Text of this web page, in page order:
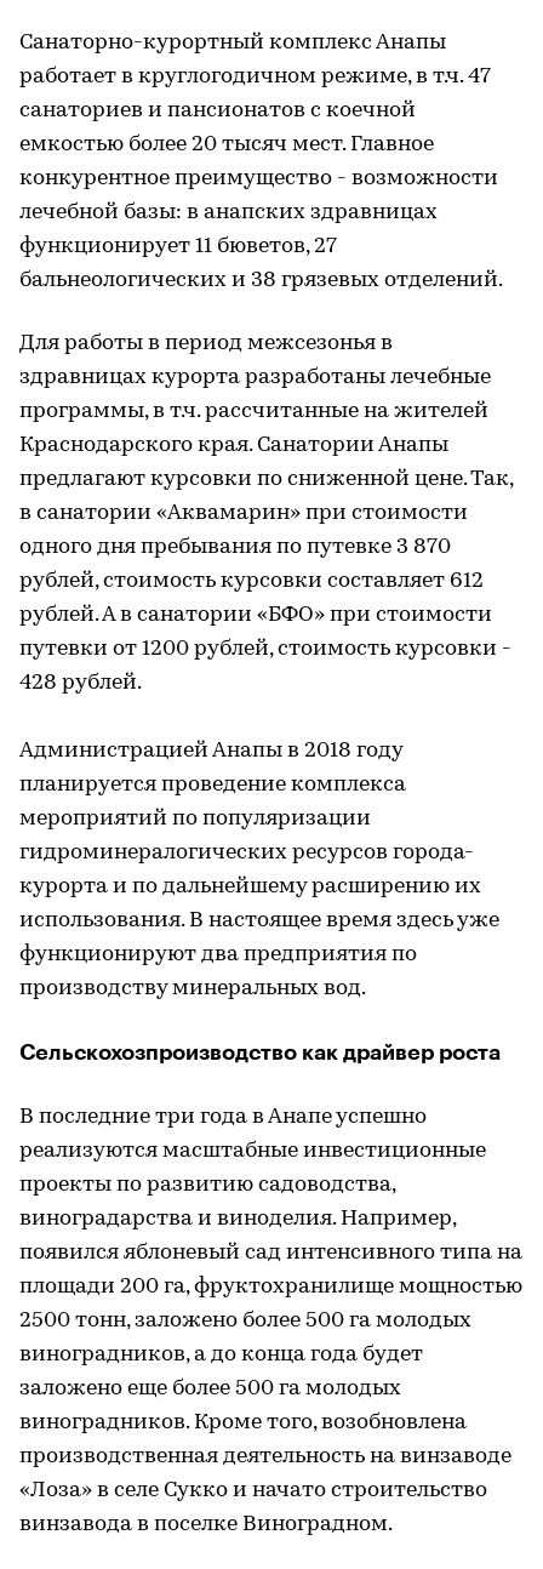
Санаторно-курортный комплекс Анапы
работает в круглогодичном режиме, в т.ч. 47
санаториев и пансионатов с коечной
емкостью более 20 тысяч мест. Главное
конкурентное преимущество - возможности
лечебной базы: в анапских здравницах
функционирует 11 бюветов, 27
бальнеологических и 38 грязевых отделений.
Для работы в период межсезонья в
здравницах курорта разработаны лечебные
программы, в т.ч. рассчитанные на жителей
Краснодарского края. Санатории Анапы
предлагают курсовки по сниженной цене. Так,
в санатории «Аквамарин» при стоимости
одного дня пребывания по путевке 3 870
рублей, стоимость курсовки составляет 612
рублей. А в санатории «БФО» при стоимости
путевки от 1200 рублей, стоимость курсовки -
428 рублей.
Администрацией Анапы в 2018 году
планируется проведение комплекса
мероприятий по популяризации
гидроминералогических ресурсов города-
курорта и по дальнейшему расширению их
использования. В настоящее время здесь уже
функционируют два предприятия по
производству минеральных вод.
Сельскохозпроизводство как драйвер роста
В последние три года в Анапе успешно
реализуются масштабные инвестиционные
проекты по развитию садоводства,
виноградарства и виноделия. Например,
появился яблоневый сад интенсивного типа на
площади 200 га, фруктохранилище мощностью
2500 тонн, заложено более 500 га молодых
виноградников, а до конца года будет
заложено еще более 500 га молодых
виноградников. Кроме того, возобновлена
производственная деятельность на винзаводе
«Лоза» в селе Сукко и начато строительство
винзавода в поселке Виноградном.